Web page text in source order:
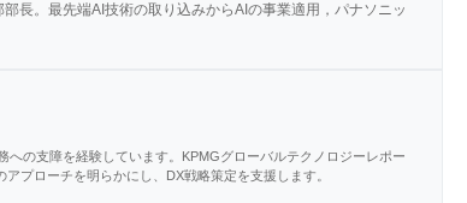
長。最先端AI技術の取り込みからAIの事業適用，パナソニッ
の支障を経験しています。KPMGグローバルテクノロジーレポー
プローチを明らかにし、DX戦略策定を支援します。